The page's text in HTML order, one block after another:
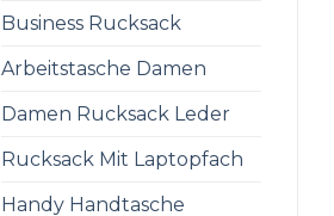
Business Rucksack
Arbeitstasche Damen
Damen Rucksack Leder
Rucksack Mit Laptopfach
Handy Handtasche